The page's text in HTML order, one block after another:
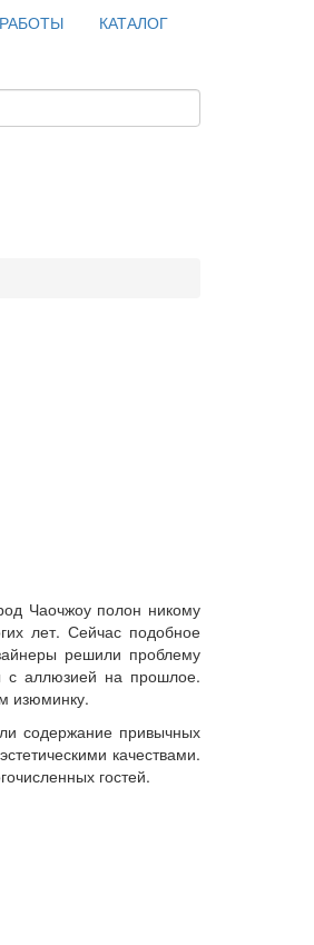
КАТАЛОГ
Чаочжоу полон никому
лет. Сейчас подобное
решили проблему
с аллюзией на прошлое.
изюминку.
содержание привычных
качествами.
гостей.